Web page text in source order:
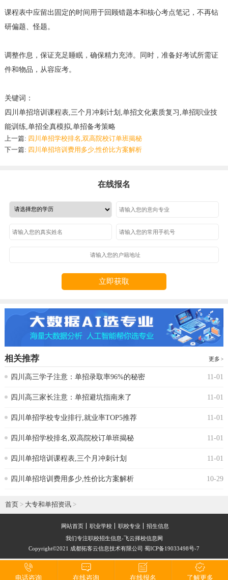
课程表中应留出固定的时间用于回顾错题本和核心考点笔记，不再钻
研偏题、怪题。
调整作息，保证充足睡眠，确保精力充沛。同时，准备好考试所需证
件和物品，从容应考。
关键词：
四川单招培训课程表,三个月冲刺计划,单招文化素质复习,单招职业技
能训练,单招全真模拟,单招备考策略
上一篇: 四川单招学校排名,双高院校订单班揭秘
下一篇: 四川单招培训费用多少,性价比方案解析
在线报名
立即获取
相关推荐 更多
四川高三学子注意：单招录取率96%的秘密 11-01
四川高三家长注意：单招避坑指南来了 11-01
四川单招学校专业排行,就业率TOP5推荐 11-01
四川单招学校排名,双高院校订单班揭秘 11-01
四川单招培训课程表,三个月冲刺计划 11-01
四川单招培训费用多少,性价比方案解析 10-29
首页 > 大专和单招资讯 >
网站首页 职业学校 职校专业
招生信息
我们专注职校招生信息-飞云择校信息网
Copyright©2021 成都拓客云信息技术有限公司 蜀ICP备19033498号-7
电话咨询 在线咨询 在线报名 了解更多